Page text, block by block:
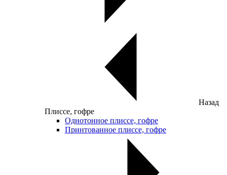
Назад
Плиссе, гофре
Однотонное плиссе, гофре
Принтованное плиссе, гофре